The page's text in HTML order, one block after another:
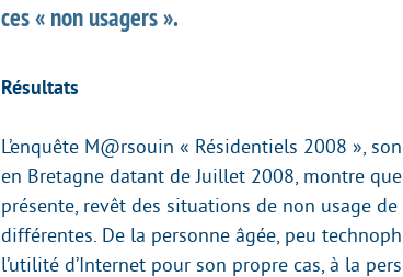
ces « non usagers ».
Résultats
L’enquête M@rsouin « Résidentiels 2008 »,
en Bretagne datant de Juillet 2008, montre
présente, revêt des situations de non usage
différentes. De la personne âgée, peu
l’utilité d’Internet pour son propre cas, à la